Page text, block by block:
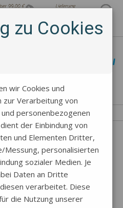
zu Cookies
wir Cookies und
zur Verarbeitung von
personenbezogenen
der Einbindung von
und Elementen Dritter,
Messung, personalisierten
sozialer Medien. Je
Daten an Dritte
verarbeitet. Diese
die Nutzung unserer